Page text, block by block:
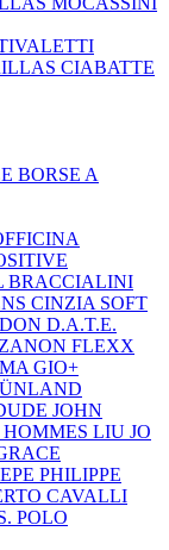
CIABATTE
BORSE A
BRACCIALINI
CINZIA SOFT
D.A.T.E.
FLEXX
GIO+
JOHN
HOMMES LIU JO
PHILIPPE
CAVALLI
POLO